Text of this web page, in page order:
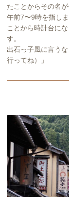
たことからその名
午前7〜9時を指し
ことから時計台に
す。
出石っ子風に言う
行ってね）」